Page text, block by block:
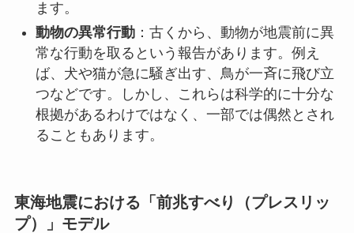
ます。
動物の異常行動：古くから、動物が地震前に異
常な行動を取るという報告があります。例え
ば、犬や猫が急に騒ぎ出す、鳥が一斉に飛び立
つなどです。しかし、これらは科学的に十分な
根拠があるわけではなく、一部では偶然とされ
ることもあります。
東海地震における「前兆すべり（プレスリッ
プ）」モデル